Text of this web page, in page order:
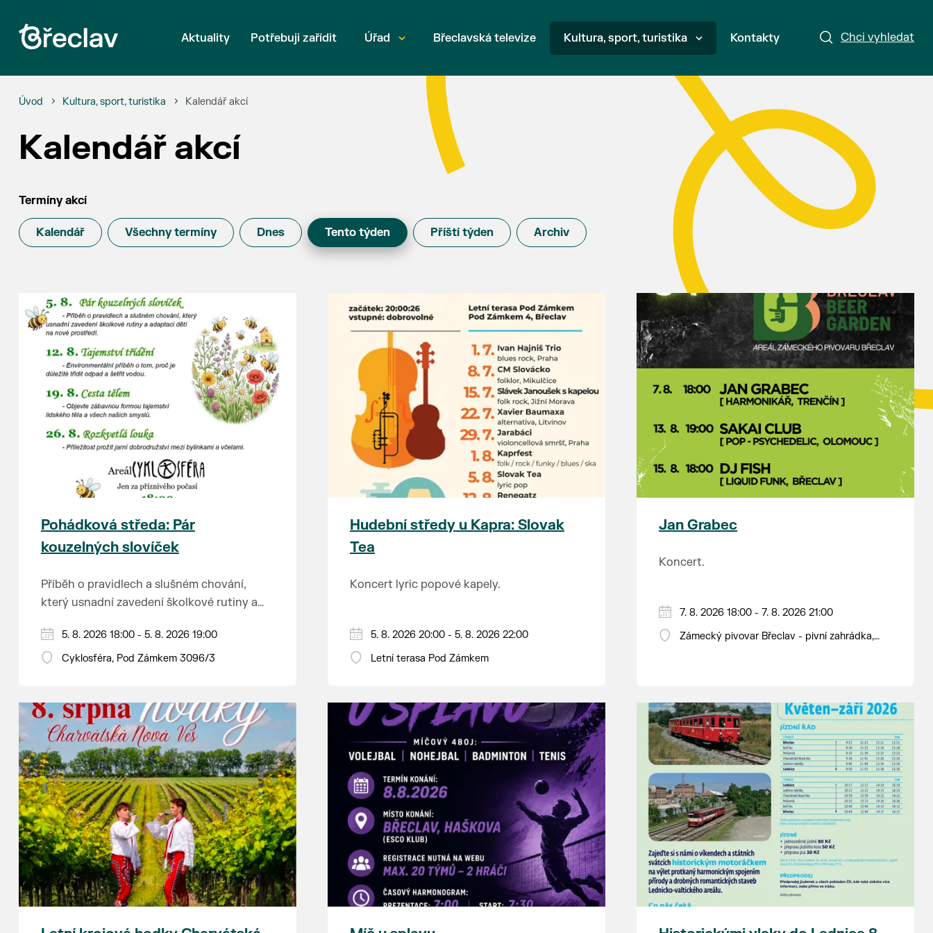
Chci vyhledat
Aktuality Potřebuji zařídit Úřad Břeclavská televize Kultura, sport, turistika Kontakty
Úvod Kultura, sport, turistika Kalendář akcí
Kalendář akcí
Termíny akcí
Kalendář Všechny termíny Dnes Tento týden Příští týden Archiv
Pohádková středa: Pár
kouzelných slovíček
Příběh o pravidlech a slušném chování,
který usnadní zavedení školkové rutiny a
Hraje se jen za příznivého počasí.
Vstupné dobrovolné.
5. 8. 2026 18:00 - 5. 8. 2026 19:00
Cyklosféra, Pod Zámkem 3096/3
Hudební středy u Kapra: Slovak
Tea
Koncert lyric popové kapely.
5. 8. 2026 20:00 - 5. 8. 2026 22:00
Letní terasa Pod Zámkem
Jan Grabec
Koncert.
7. 8. 2026 18:00 - 7. 8. 2026 21:00
Zámecký pivovar Břeclav - pivní zahrádka,